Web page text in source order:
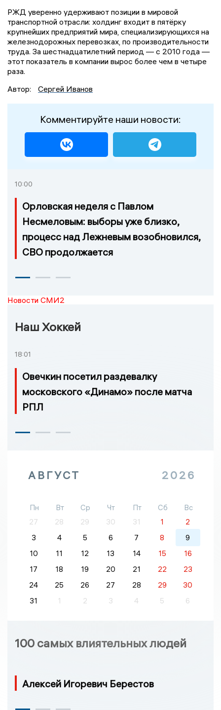
РЖД уверенно удерживают позиции в мировой
транспортной отрасли: холдинг входит в пятёрку
крупнейших предприятий мира, специализирующихся на
железнодорожных перевозках, по производительности
труда. За шестнадцатилетний период — с 2010 года —
этот показатель в компании вырос более чем в четыре
раза.
Автор:
Сергей Иванов
Комментируйте наши новости:
10:00
Орловская неделя с Павлом
Несмеловым: выборы уже близко,
процесс над Лежневым возобновился,
СВО продолжается
Новости СМИ2
Наш Хоккей
18:01
Овечкин посетил раздевалку
московского «Динамо» после матча
РПЛ
АВГУСТ 2026
Пн Вт Ср Чт Пт Сб
Вс
27
28 29 30 31 1
2
3
4 5 6 7 8
9
10
11 12 13 14 15
16
17
18 19 20 21 22
23
24
25 26 27 28 29
30
31
1 2 3 4 5 6
100 самых влиятельных людей
Алексей Игоревич Берестов